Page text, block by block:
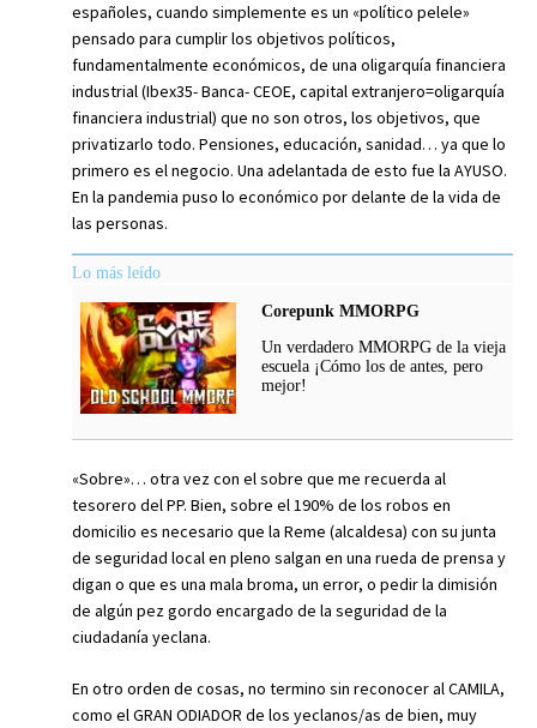
españoles, cuando simplemente es un «político pelele»
pensado para cumplir los objetivos políticos,
fundamentalmente económicos, de una oligarquía financiera
industrial (Ibex35- Banca- CEOE, capital extranjero=oligarquía
financiera industrial) que no son otros, los objetivos, que
privatizarlo todo. Pensiones, educación, sanidad… ya que lo
primero es el negocio. Una adelantada de esto fue la AYUSO.
En la pandemia puso lo económico por delante de la vida de
las personas.
Lo más leído
Corepunk MMORPG
Un verdadero MMORPG de la vieja
escuela ¡Cómo los de antes, pero
mejor!
«Sobre»… otra vez con el sobre que me recuerda al
tesorero del PP. Bien, sobre el 190% de los robos en
domicilio es necesario que la Reme (alcaldesa) con su junta
de seguridad local en pleno salgan en una rueda de prensa y
digan o que es una mala broma, un error, o pedir la dimisión
de algún pez gordo encargado de la seguridad de la
ciudadanía yeclana.
En otro orden de cosas, no termino sin reconocer al CAMILA,
como el GRAN ODIADOR de los yeclanos/as de bien, muy